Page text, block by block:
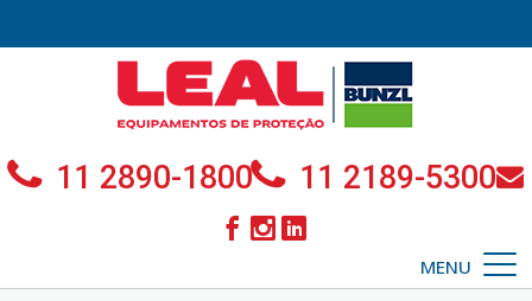
11 2890-1800 11 2189-5300
MENU